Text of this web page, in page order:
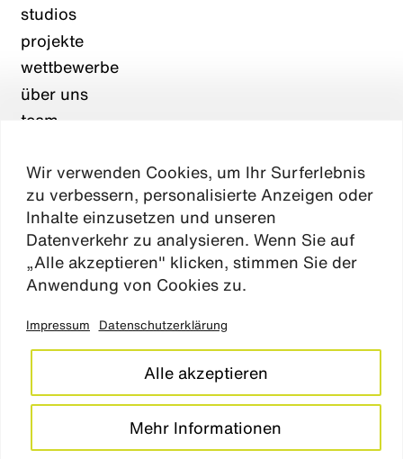
Wir verwenden Cookies, um Ihr Surferlebnis
zu verbessern, personalisierte Anzeigen oder
Inhalte einzusetzen und unseren
Datenverkehr zu analysieren. Wenn Sie auf
„Alle akzeptieren" klicken, stimmen Sie der
Anwendung von Cookies zu.
Impressum Datenschutzerklärung
Mehr Informationen
Alle akzeptieren
studios
projekte
wettbewerbe
über uns
team
aktuelles
kontakt
impressum
datenschutz
cookie einstellungen
barrierefreiheitserklärung